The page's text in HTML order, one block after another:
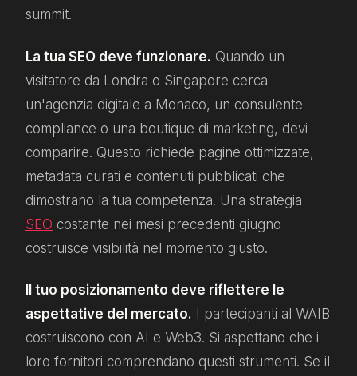
summit.
La tua SEO deve funzionare. Quando un
visitatore da Londra o Singapore cerca
un'agenzia digitale a Monaco, un consulente
compliance o una boutique di marketing, devi
comparire. Questo richiede pagine ottimizzate,
metadata curati e contenuti pubblicati che
dimostrano la tua competenza. Una strategia
SEO costante nei mesi precedenti giugno
costruisce visibilità nel momento giusto.
Il tuo posizionamento deve riflettere le
aspettative del mercato. I partecipanti al WAIB
costruiscono con AI e Web3. Si aspettano che i
loro fornitori comprendano questi strumenti. Se il